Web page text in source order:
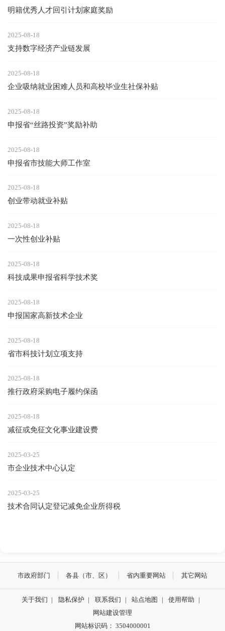
明籍优秀人才回引计划家庭奖励
2025-08-18
支持数字经济产业链发展
2025-08-18
企业吸纳就业困难人员和高校毕业生社保补贴
2025-08-18
申报省“丝路投资”奖励补助
2025-08-18
申报省市技能大师工作室
2025-08-18
创业带动就业补贴
2025-08-18
一次性创业补贴
2025-08-18
科技成果申报省科学技术奖
2025-08-18
申报国家高新技术企业
2025-08-18
省市科技计划立项支持
2025-08-18
推行政府采购电子履约保函
2025-08-18
减征或免征文化事业建设费
2025-03-25
市企业技术中心认定
2025-03-25
技术合同认定登记减免企业所得税
市政府部门 各县（市、区） 省内重要网站 其它网站
关于我们 | 隐私保护 | 联系我们 | 站点地图 | 使用帮助
|
网站建设管理
网站标识码： 3504000001